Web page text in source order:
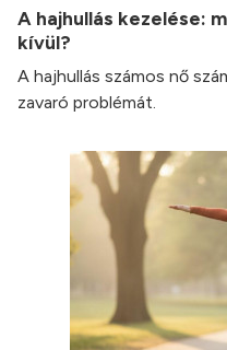
A hajhullás kezelése:
kívül?
A hajhullás számos nő
zavaró problémát.